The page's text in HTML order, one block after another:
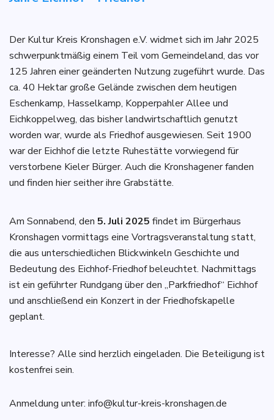
Der Kultur Kreis Kronshagen e.V. widmet sich im Jahr 2025
schwerpunktmäßig einem Teil vom Gemeindeland, das vor
125 Jahren einer geänderten Nutzung zugeführt wurde. Das
ca. 40 Hektar große Gelände zwischen dem heutigen
Eschenkamp, Hasselkamp, Kopperpahler Allee und
Eichkoppelweg, das bisher landwirtschaftlich genutzt
worden war, wurde als Friedhof ausgewiesen. Seit 1900
war der Eichhof die letzte Ruhestätte vorwiegend für
verstorbene Kieler Bürger. Auch die Kronshagener fanden
und finden hier seither ihre Grabstätte.
Am Sonnabend, den 5. Juli 2025 findet im Bürgerhaus
Kronshagen vormittags eine Vortragsveranstaltung statt,
die aus unterschiedlichen Blickwinkeln Geschichte und
Bedeutung des Eichhof-Friedhof beleuchtet. Nachmittags
ist ein geführter Rundgang über den „Parkfriedhof“ Eichhof
und anschließend ein Konzert in der Friedhofskapelle
geplant.
Interesse? Alle sind herzlich eingeladen. Die Beteiligung ist
kostenfrei sein.
Anmeldung unter: info@kultur-kreis-kronshagen.de